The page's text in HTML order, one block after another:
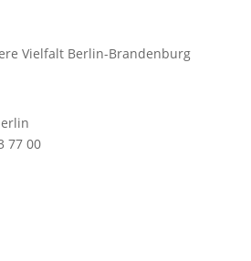
Vielfalt Berlin-Brandenburg
77 00